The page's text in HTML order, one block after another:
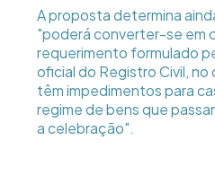
A proposta determina
"poderá converter-se em
requerimento formulado
oficial do Registro Civil, no
têm impedimentos para
regime de bens que
a celebração".